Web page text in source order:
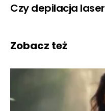
Czy depilacja
Zobacz też